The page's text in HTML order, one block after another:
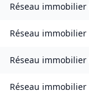
Réseau immobilier
Réseau immobilier
Réseau immobilier
Réseau immobilier